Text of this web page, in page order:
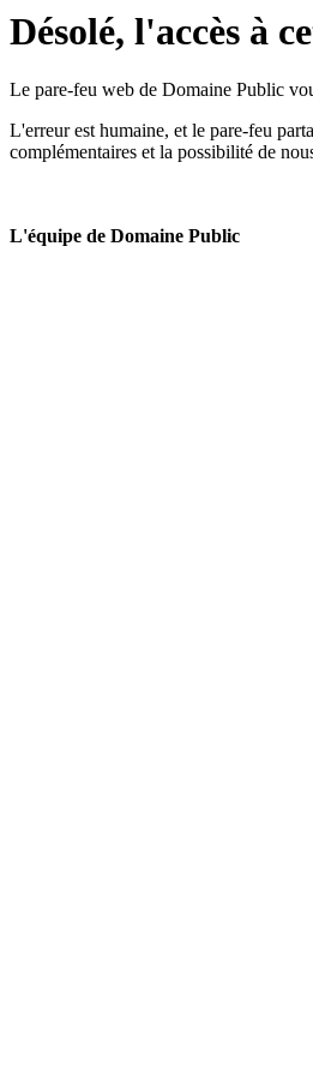
Désolé, l'accès à
Le pare-feu web de Domaine Public
L'erreur est humaine, et le pare-feu
complémentaires et la possibilité de
L'équipe de Domaine Public